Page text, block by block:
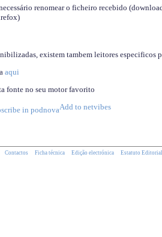
renomear o ficheiro recebido
existem tambem leitores especificos
aqui
fonte no seu motor favorito
Contactos Ficha técnica Edição electrónica Estatuto Editorial